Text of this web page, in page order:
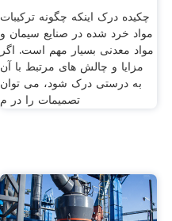
چکیده درک اینکه چگونه ترکیبات
مواد خرد شده در صنایع سیمان و
مواد معدنی بسیار مهم است. اگر
مزایا و چالش های مرتبط با آن
به درستی درک شود، می توان
تصمیمات را در م